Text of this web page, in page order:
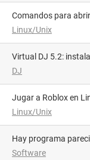
Comandos para
Linux/Unix
Virtual DJ 5.2:
DJ
Jugar a Roblox en
Linux/Unix
hay programa
Software